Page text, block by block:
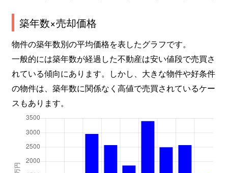
築年数×売却価格
物件の築年数別の平均価格を表したグラフです。
一般的には築年数が経過した不動産は安い値段で売買さ
れている傾向にあります。しかし、大きな物件や好条件
の物件は、築年数に関係なく高値で売買されているケー
スもあります。